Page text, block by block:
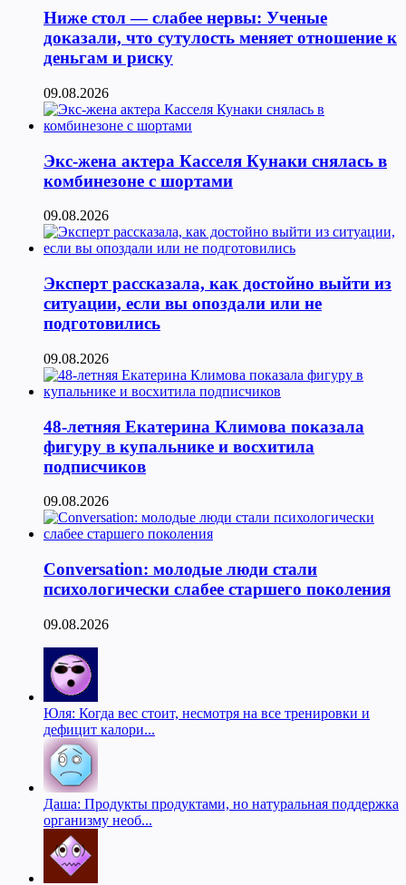
Ниже стол — слабее нервы: Ученые
доказали, что сутулость меняет отношение к
деньгам и риску
09.08.2026
Экс-жена актера Касселя Кунаки снялась в
комбинезоне с шортами
09.08.2026
Эксперт рассказала, как достойно выйти из
ситуации, если вы опоздали или не
подготовились
09.08.2026
48-летняя Екатерина Климова показала
фигуру в купальнике и восхитила
подписчиков
09.08.2026
Conversation: молодые люди стали
психологически слабее старшего поколения
09.08.2026
Юля: Когда вес стоит, несмотря на все тренировки и
дефицит калори...
Даша: Продукты продуктами, но натуральная поддержка
организму необ...